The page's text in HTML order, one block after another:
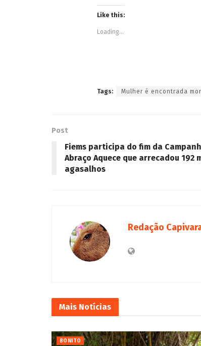
Like this:
Loading...
Tags: Mulher é encontrada
Post
Fiems participa do fim da
Abraço Aquece que arrecadou 192
agasalhos
Redação
Mais Notícias
BONITO